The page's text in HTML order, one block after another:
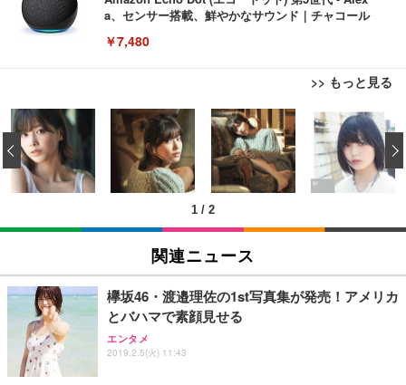
a、センサー搭載、鮮やかなサウンド｜チャコール
￥7,480
>> もっと見る
[EdoErgo] オフィスチェア 椅子 テレワーク 疲れな
い 跳ね上げ式アームレスト コンパクト 約105度ロッ
キング pc 事務椅子 360度回転 座面昇降 強化ナイロ
ン樹脂ベース 通気性メッシュ 在宅ワーク H-WY01
(黒網+黒枠+黒足)
￥5,699
SIHOO B100 オフィスチェア／デスクチェア メッシ
ュチェア 人間工学 疲れない ブラック
￥27,999
Sezlife オフィスチェア デスクチェア 疲れない テレ
ワーク チェア 強化バックレスト 30度ロッキング機
能 人間工学 椅子 腰サポート 90度跳ね上げ式アーム
EIZO ビジネス向けプレミアムモニター | FlexScan
EV3240X-WT | 31.5型4K UHD・USB Type-C・ホワ
イト
￥105,595
EIZO ビジネス向けプレミアムモニター | FlexScan
￥109,572
【純正品】27"ゲーミングモニター DualSense 充電
フック付き（CFI-ZDM1J）
Amazonベーシック ペットシーツ 薄型 レギュラー 1
回使い捨て 無香料 ホワイト 300枚
￥3,373
Amazonベーシック ペットシーツ 厚型 ワイド 42枚
x2袋(84枚) ホワイト(吸収面:ライトブルー)
￥3,234
ネオ・ルーライフ ネオ・オムツ L 中型犬用 26枚入
り 単品
1 / 2
‹
関連ニュース
欅坂46・渡邉理佐の1st写真集が発売！アメリカ
とバハマで素顔見せる
エンタメ
2019.2.5(火) 11:43